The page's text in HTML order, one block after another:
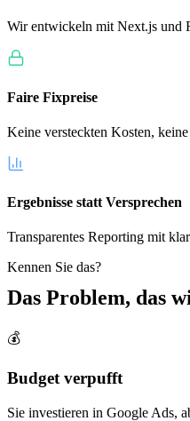
Wir entwickeln mit Next.js und
Faire Fixpreise
Keine versteckten Kosten,
Ergebnisse statt Versprechen
Transparentes Reporting mit
Kennen Sie das?
Das Problem, das
💰
Budget verpufft
Sie investieren in Google Ads,